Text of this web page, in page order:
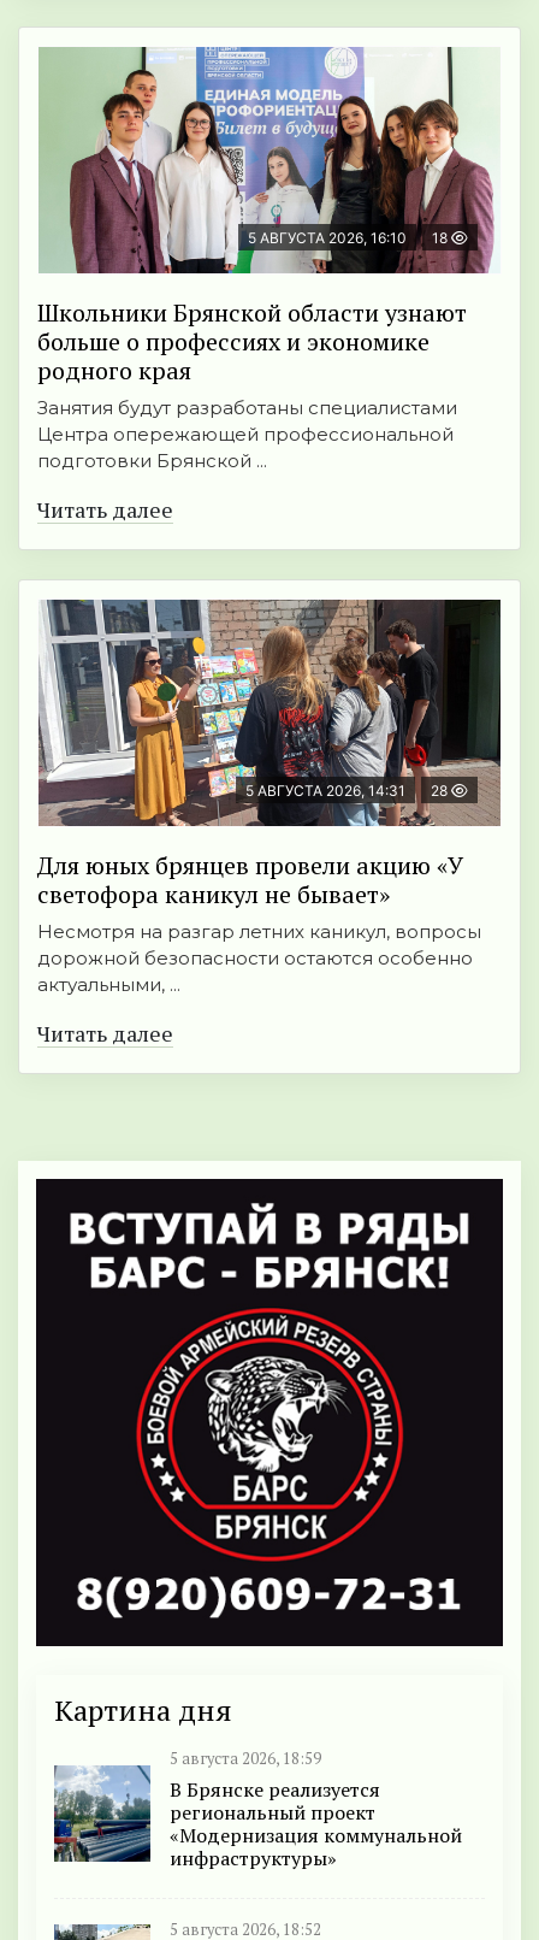
5 АВГУСТА 2026, 16:10 18
Школьники Брянской области узнают
больше о профессиях и экономике
родного края
Занятия будут разработаны специалистами
Центра опережающей профессиональной
подготовки Брянской ...
Читать далее
5 АВГУСТА 2026, 14:31 28
Для юных брянцев провели акцию «У
светофора каникул не бывает»
Несмотря на разгар летних каникул, вопросы
дорожной безопасности остаются особенно
актуальными, ...
Читать далее
Картина дня
5 августа 2026, 18:59
В Брянске реализуется
региональный проект
«Модернизация коммунальной
инфраструктуры»
5 августа 2026, 18:52